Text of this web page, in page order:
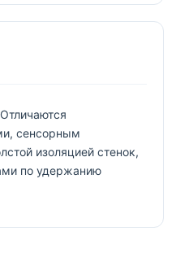
сенсорным
изоляцией стенок,
по удержанию